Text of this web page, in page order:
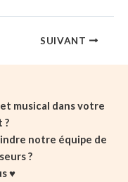
SUIVANT
musical dans votre
?
notre équipe de
?
♥️